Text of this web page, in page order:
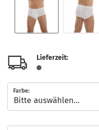
Lieferzeit:
Farbe: